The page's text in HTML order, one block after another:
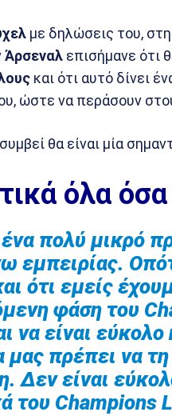
με δηλώσεις του, στη
Άρσεναλ επισήμανε ότι
και ότι αυτό δίνει
ώστε να περάσουν
θα είναι μία
όλα
πολύ μικρό
εμπειρίας.
ότι εμείς
φάση του
να είναι
μας πρέπει να
Δεν είναι
του Champions